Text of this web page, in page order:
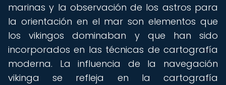
marinas y la observación de los astros para
la orientación en el mar son elementos que
los vikingos dominaban y que han sido
incorporados en las técnicas de cartografía
moderna. La influencia de la navegación
vikinga se refleja en la cartografía